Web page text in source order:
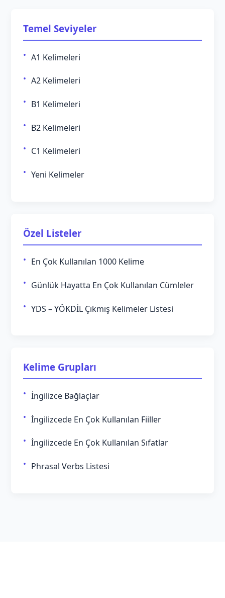
Temel Seviyeler
A1 Kelimeleri
A2 Kelimeleri
B1 Kelimeleri
B2 Kelimeleri
C1 Kelimeleri
Yeni Kelimeler
Özel Listeler
En Çok Kullanılan 1000 Kelime
Günlük Hayatta En Çok Kullanılan Cümleler
YDS – YÖKDİL Çıkmış Kelimeler Listesi
Kelime Grupları
İngilizce Bağlaçlar
İngilizcede En Çok Kullanılan Fiiller
İngilizcede En Çok Kullanılan Sıfatlar
Phrasal Verbs Listesi